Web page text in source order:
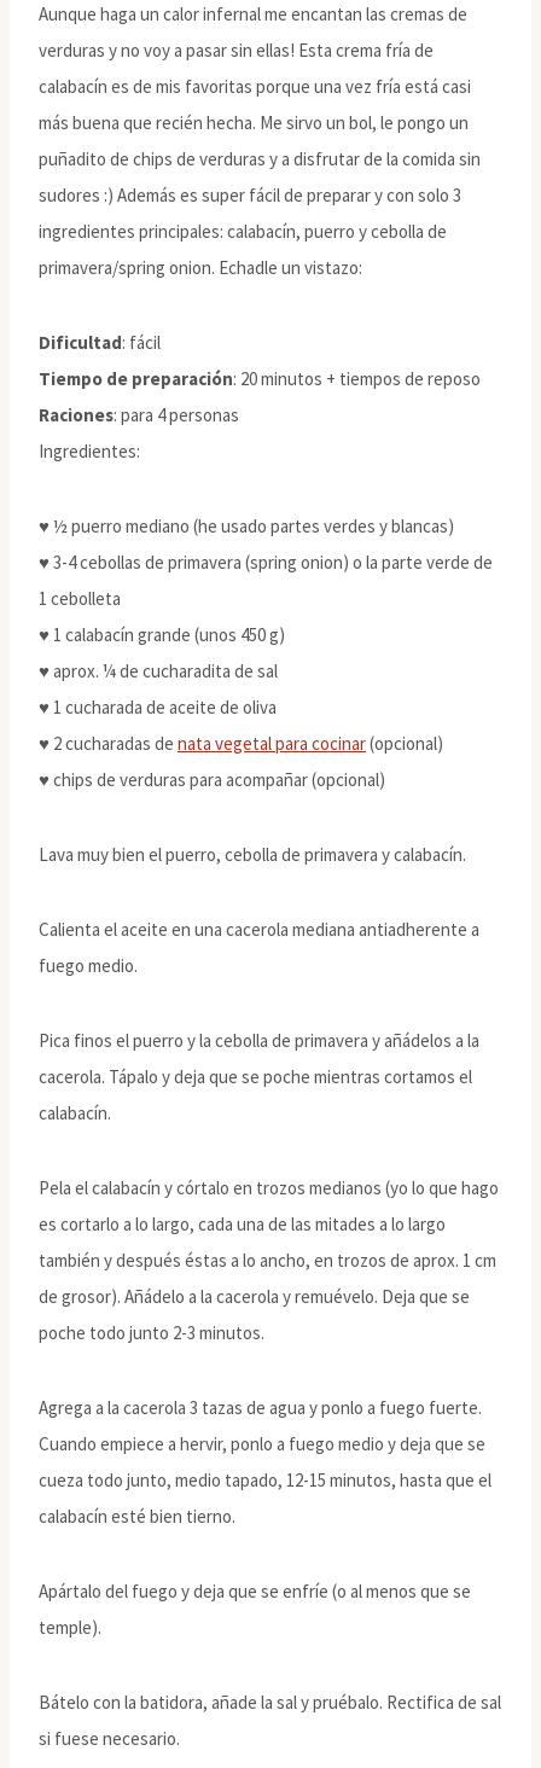
Aunque haga un calor infernal me encantan las cremas de
verduras y no voy a pasar sin ellas! Esta crema fría de
calabacín es de mis favoritas porque una vez fría está casi
más buena que recién hecha. Me sirvo un bol, le pongo un
puñadito de chips de verduras y a disfrutar de la comida sin
sudores :) Además es super fácil de preparar y con solo 3
ingredientes principales: calabacín, puerro y cebolla de
primavera/spring onion. Echadle un vistazo:
Dificultad: fácil
Tiempo de preparación: 20 minutos + tiempos de reposo
Raciones: para 4 personas
Ingredientes:
♥ ½ puerro mediano (he usado partes verdes y blancas)
♥ 3-4 cebollas de primavera (spring onion) o la parte verde de
1 cebolleta
♥ 1 calabacín grande (unos 450 g)
♥ aprox. ¼ de cucharadita de sal
♥ 1 cucharada de aceite de oliva
♥ 2 cucharadas de nata vegetal para cocinar(opcional)
♥ chips de verduras para acompañar (opcional)
Lava muy bien el puerro, cebolla de primavera y calabacín.
Calienta el aceite en una cacerola mediana antiadherente a
fuego medio.
Pica finos el puerro y la cebolla de primavera y añádelos a la
cacerola. Tápalo y deja que se poche mientras cortamos el
calabacín.
Pela el calabacín y córtalo en trozos medianos (yo lo que hago
es cortarlo a lo largo, cada una de las mitades a lo largo
también y después éstas a lo ancho, en trozos de aprox. 1 cm
de grosor). Añádelo a la cacerola y remuévelo. Deja que se
poche todo junto 2-3 minutos.
Agrega a la cacerola 3 tazas de agua y ponlo a fuego fuerte.
Cuando empiece a hervir, ponlo a fuego medio y deja que se
cueza todo junto, medio tapado, 12-15 minutos, hasta que el
calabacín esté bien tierno.
Apártalo del fuego y deja que se enfríe (o al menos que se
temple).
Bátelo con la batidora, añade la sal y pruébalo. Rectifica de sal
si fuese necesario.